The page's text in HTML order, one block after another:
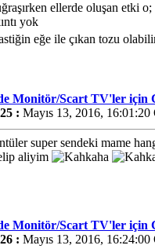
ellerde oluşan etki
yok
eğe ile çıkan tozu
Monitör/Scart TV'ler için
: Mayıs 13, 2016, 16:01:20
super sendeki mame
aliyim
Monitör/Scart TV'ler için
: Mayıs 13, 2016, 16:24:00